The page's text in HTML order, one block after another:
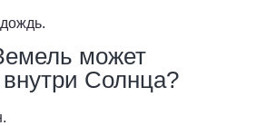
может
Солнца?